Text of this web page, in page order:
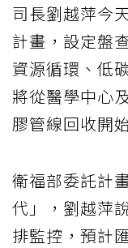
司長劉越萍今
計畫，設定盤
資源循環、低
將從醫學中心
膠管線回收開
衛福部委託計
代」，劉越萍
排監控，預計